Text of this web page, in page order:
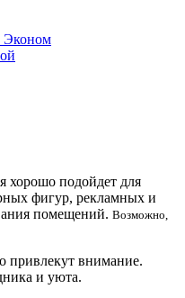
Эконом
хорошо подойдет для
фигур, рекламных и
помещений. Возможно,
привлекут внимание.
и уюта.